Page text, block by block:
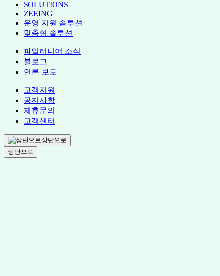
SOLUTIONS
ZEEING
운영 지원 솔루션
맞춤형 솔루션
파일러니어 소식
블로그
언론 보도
고객지원
공지사항
제휴문의
고객센터
상단으로
상단으로